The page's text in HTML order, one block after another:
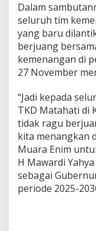
Dalam
seluruh tim
yang baru
berjuang
kemenangan di
27 November
“Jadi kepada
TKD Matahati di
tidak ragu
kita menangkan
Muara Enim
H Mawardi
sebagai
periode 2025-